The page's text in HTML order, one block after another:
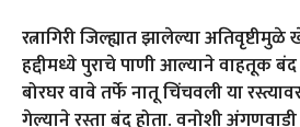
रत्नागिरी जिल्ह्यात झालेल्या
हद्दीमध्ये पुराचे पाणी आल्याने वाहतूक
बोरघर वावे तर्फे नातू चिंचवली या
गेल्याने रस्ता बंद होता. वनोशी